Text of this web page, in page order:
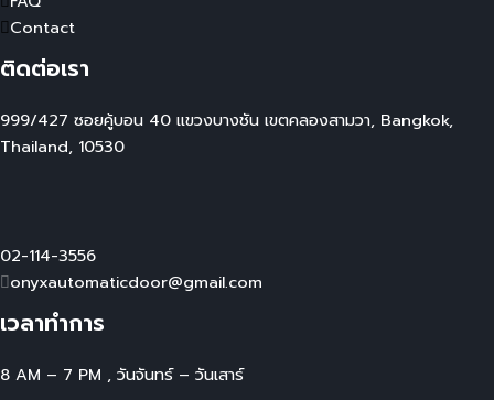
Contact
ติดต่อเรา
999/427 ซอยคู้บอน 40 แขวงบางชัน เขตคลองสามวา, Bangkok,
Thailand, 10530
02-114-3556
onyxautomaticdoor@gmail.com
เวลาทำการ
8 AM – 7 PM , วันจันทร์ – วันเสาร์